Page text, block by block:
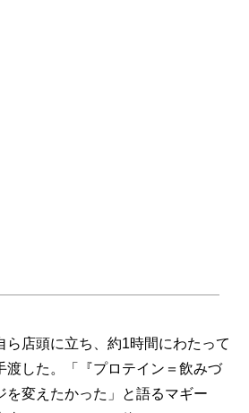
店頭に立ち、約1時間にわたって
渡した。「『プロテイン＝飲みづ
を変えたかった」と語るマギー